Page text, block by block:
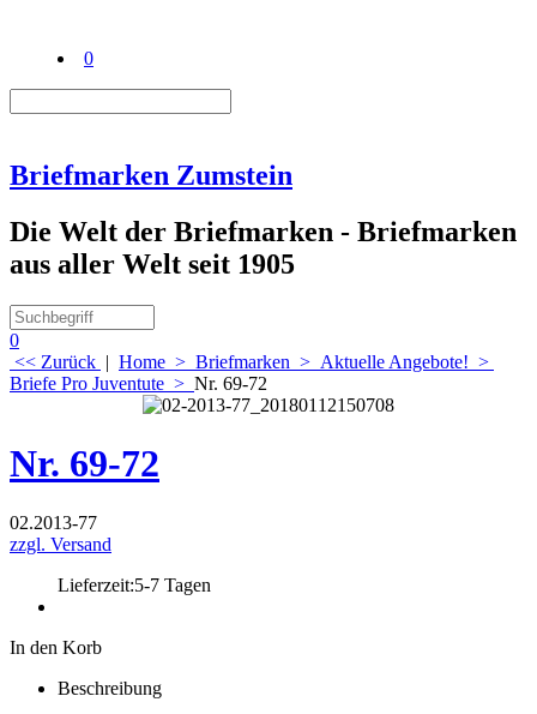
0
Briefmarken Zumstein
Die Welt der Briefmarken - Briefmarken
aus aller Welt seit 1905
0
<< Zurück | Home > Briefmarken > Aktuelle Angebote! >
Briefe Pro Juventute > Nr. 69-72
Nr. 69-72
02.2013-77
zzgl. Versand
Lieferzeit:5-7 Tagen
In den Korb
Beschreibung